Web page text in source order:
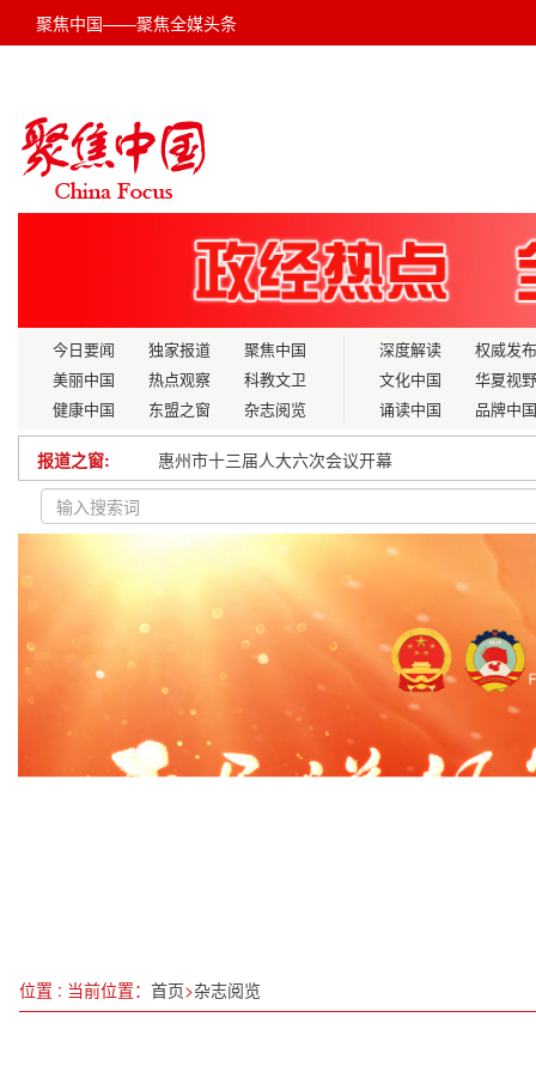
聚焦中国——聚焦全媒头条
今日要闻 独家报道
聚焦中国
美丽中国
热点观察
科教文卫
健康中国
东盟之窗 杂志阅览
深度解读
权威发布
文化中国
华夏视野
诵读中国
品牌中国
报道之窗:
惠州市十三届人大六次会议开幕
《中国台湾问题干部读本（2024年版）》出版发行
凝心聚力谱写高质量发展新篇章——习近平总书记
快讯丨潮州市政协十三届四次会议开幕
“警”色校园，“安”全同行
向海图强：以“天地海人”系统工程助力“十五五”
向新向智向未来 加快培育新质生产力
位置 : 当前位置： 首页>杂志阅览